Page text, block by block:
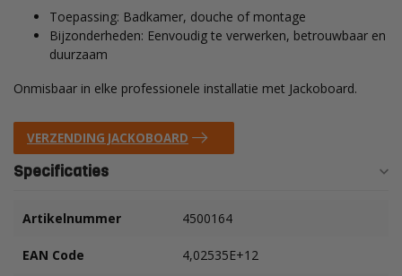
Toepassing: Badkamer, douche of montage
Bijzonderheden: Eenvoudig te verwerken, betrouwbaar en
duurzaam
Onmisbaar in elke professionele installatie met Jackoboard.
VERZENDING JACKOBOARD
Specificaties
Artikelnummer 4500164
EAN Code 4,02535E+12